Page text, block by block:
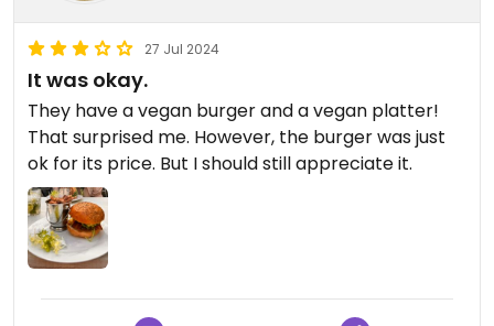
27 Jul 2024
It was okay.
They have a vegan burger and a vegan platter!
That surprised me. However, the burger was just
ok for its price. But I should still appreciate it.